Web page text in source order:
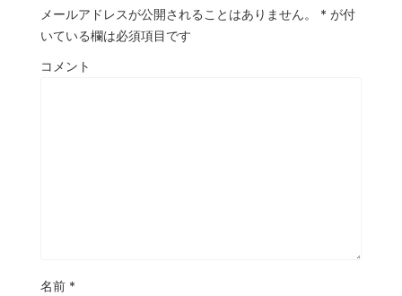
メールアドレスが公開されることはありません。 * が付
いている欄は必須項目です
コメント
名前 *